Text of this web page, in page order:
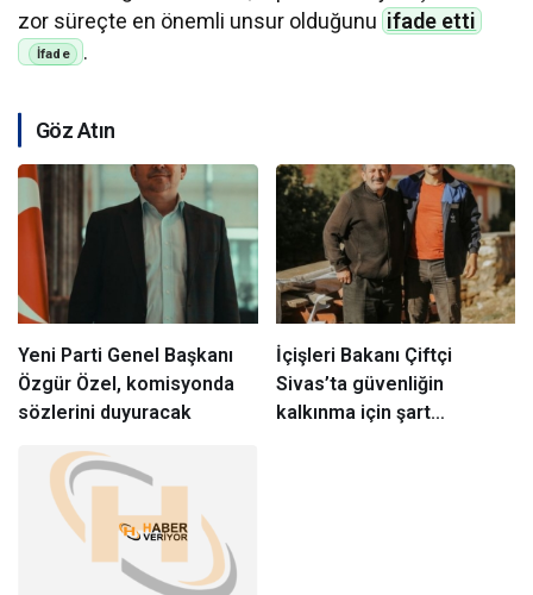
zor süreçte en önemli unsur olduğunu ifade etti
.
Göz Atın
Yeni Parti Genel Başkanı
Özgür Özel, komisyonda
sözlerini duyuracak
İçişleri Bakanı Çiftçi
Sivas’ta güvenliğin
kalkınma için şart